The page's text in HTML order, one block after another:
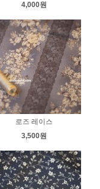
4,000원
로즈 레이스
3,500원